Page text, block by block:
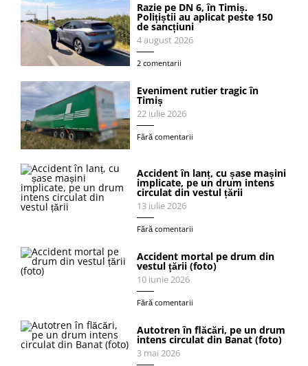
Razie pe DN 6, în Timiș.
Polițiștii au aplicat peste 150
de sancțiuni
4 august 2026
2 comentarii
Eveniment rutier tragic în
Timiș
22 iulie 2026
Fără comentarii
Accident în lanț, cu șase mașini
implicate, pe un drum intens
circulat din vestul țării
13 iulie 2026
Fără comentarii
Accident mortal pe drum din
vestul țării (foto)
10 iunie 2026
Fără comentarii
Autotren în flăcări, pe un drum
intens circulat din Banat (foto)
3 mai 2026